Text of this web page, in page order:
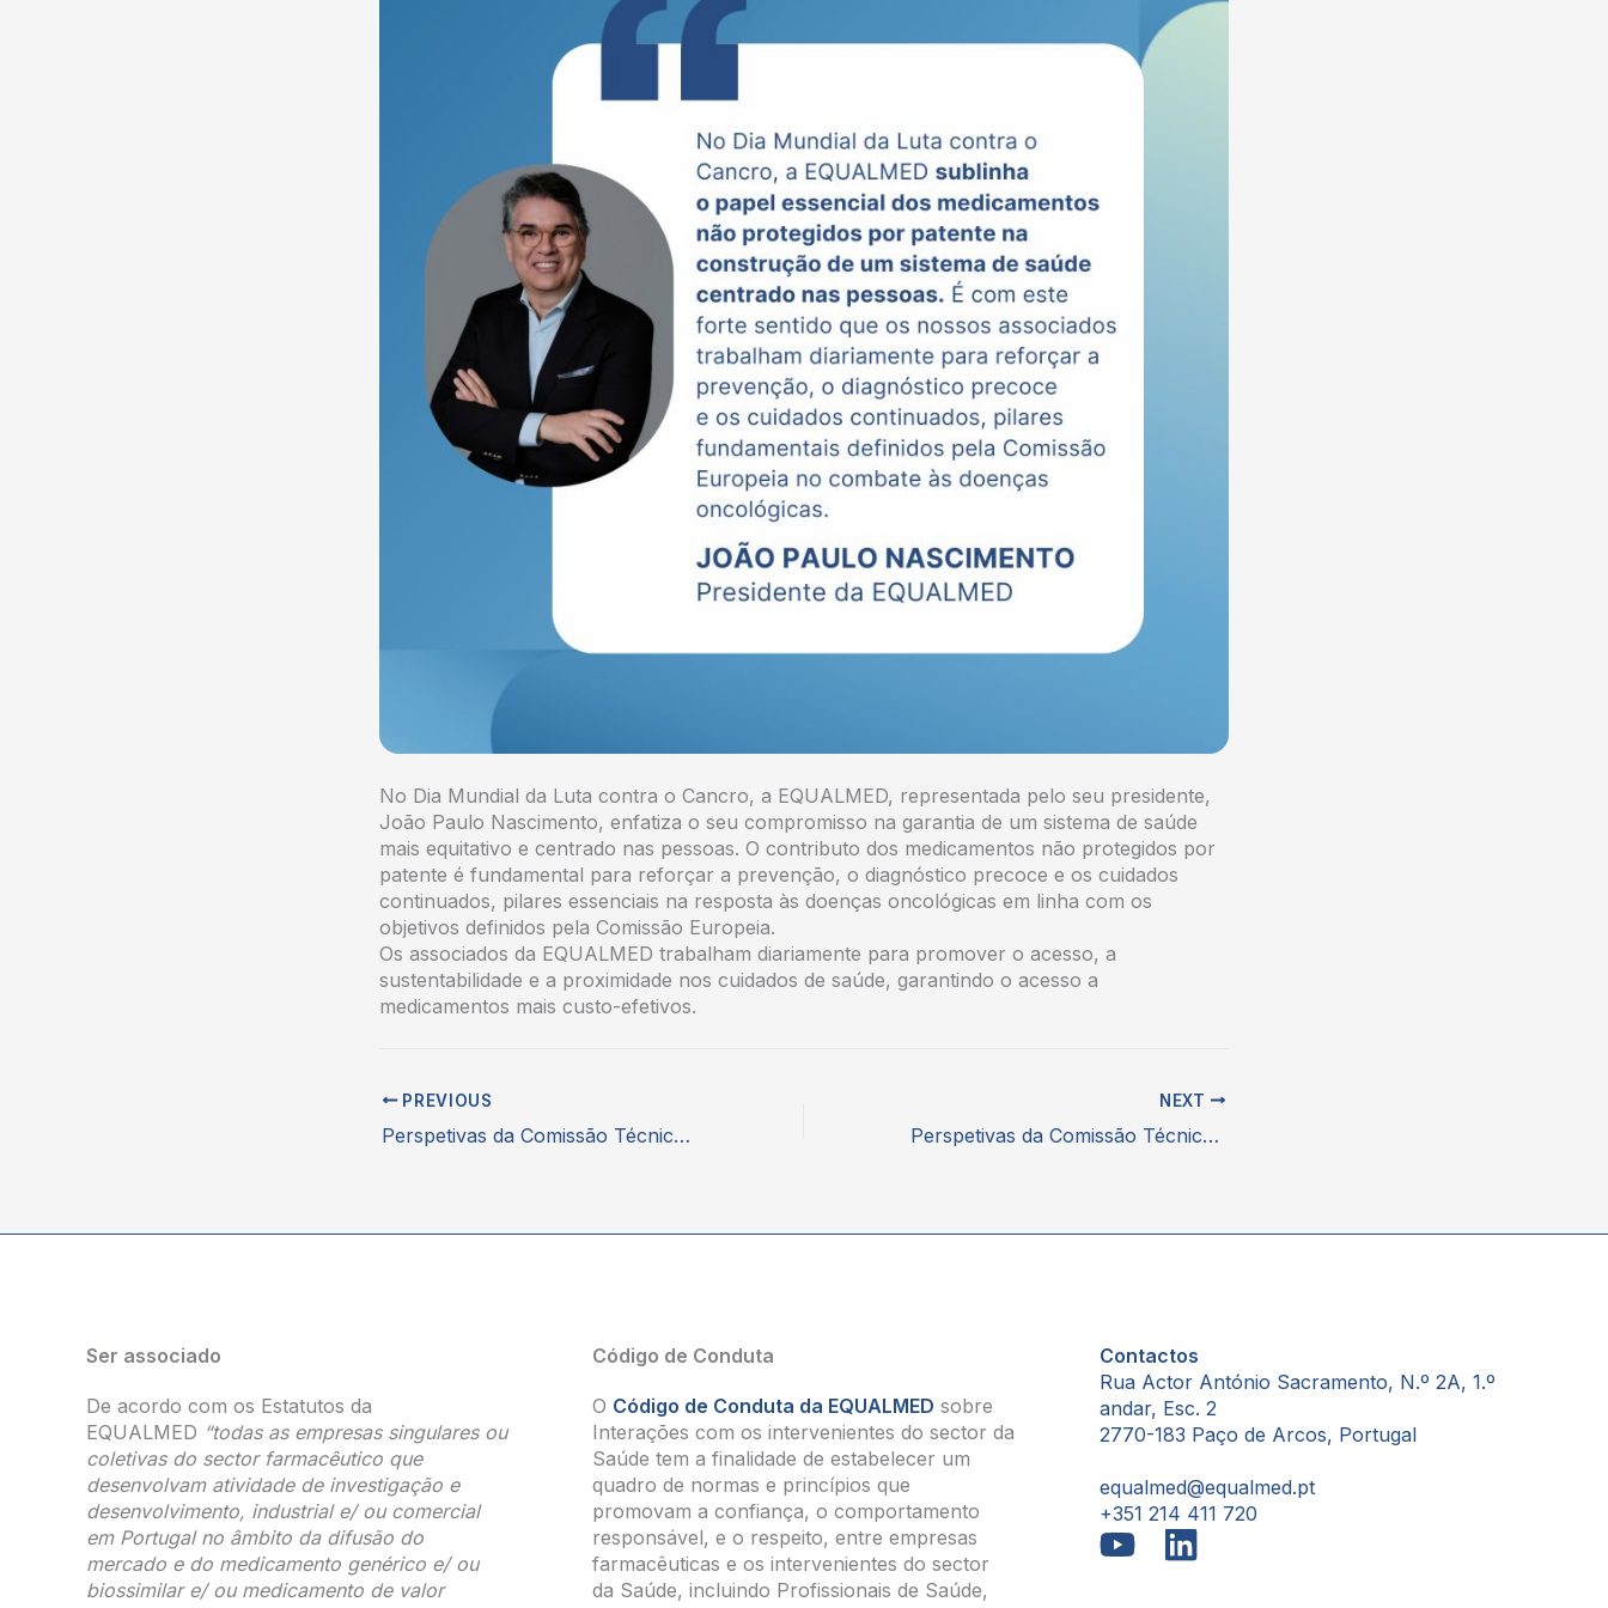
No Dia Mundial da Luta contra o Cancro, a EQUALMED, representada pelo seu presidente,
João Paulo Nascimento, enfatiza o seu compromisso na garantia de um sistema de saúde
mais equitativo e centrado nas pessoas. O contributo dos medicamentos não protegidos por
patente é fundamental para reforçar a prevenção, o diagnóstico precoce e os cuidados
continuados, pilares essenciais na resposta às doenças oncológicas em linha com os
objetivos definidos pela Comissão Europeia.
Os associados da EQUALMED trabalham diariamente para promover o acesso, a
sustentabilidade e a proximidade nos cuidados de saúde, garantindo o acesso a
medicamentos mais custo-efetivos.
PREVIOUS
Perspetivas da Comissão Técnica de Medicamentos Biossimilares
NEXT
Perspetivas da Comissão Técnica de Medicamentos de Valor Acrescentado
Ser associado
De acordo com os Estatutos da
EQUALMED “todas as empresas singulares ou
coletivas do sector farmacêutico que
desenvolvam atividade de investigação e
desenvolvimento, industrial e/ ou comercial
em Portugal no âmbito da difusão do
mercado e do medicamento genérico e/ ou
biossimilar e/ ou medicamento de valor
Código de Conduta
O Código de Conduta da EQUALMED sobre
Interações com os intervenientes do sector da
Saúde tem a finalidade de estabelecer um
quadro de normas e princípios que
promovam a confiança, o comportamento
responsável, e o respeito, entre empresas
farmacêuticas e os intervenientes do sector
da Saúde, incluindo Profissionais de Saúde,
Contactos
Rua Actor António Sacramento, N.º 2A, 1.º
andar, Esc. 2
2770-183 Paço de Arcos, Portugal
equalmed@equalmed.pt
+351 214 411 720